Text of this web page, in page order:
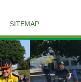
SITEMAP